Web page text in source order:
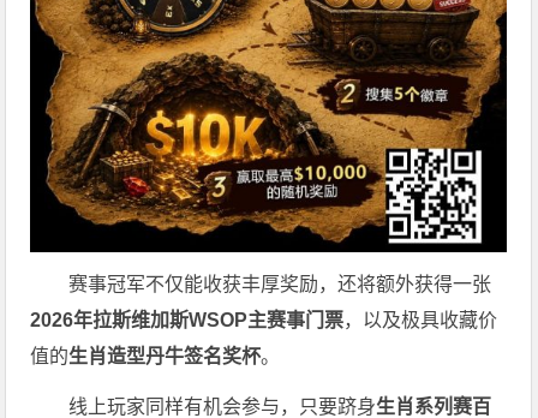
赛事冠军不仅能收获丰厚奖励，还将额外获得一张
2026年拉斯维加斯WSOP主赛事门票，以及极具收藏价
值的生肖造型丹牛签名奖杯。
线上玩家同样有机会参与，只要跻身生肖系列赛百